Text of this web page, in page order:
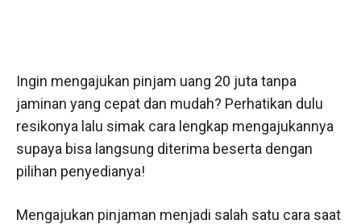
Ingin mengajukan pinjam uang 20 juta tanpa
jaminan yang cepat dan mudah? Perhatikan dulu
resikonya lalu simak cara lengkap mengajukannya
supaya bisa langsung diterima beserta dengan
pilihan penyedianya!
Mengajukan pinjaman menjadi salah satu cara saat